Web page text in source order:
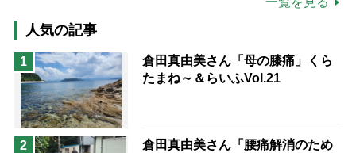
高木ブー
ケアマネジャー
猫が母になつきません
息子の遠距離介護サバイバル術
兄がボケました
予防法
人気の記事
1
倉田真由美さん「母の膝痛」くら
たまね～＆らいふVol.21
2
倉田真由美さん「腰痛解消のため